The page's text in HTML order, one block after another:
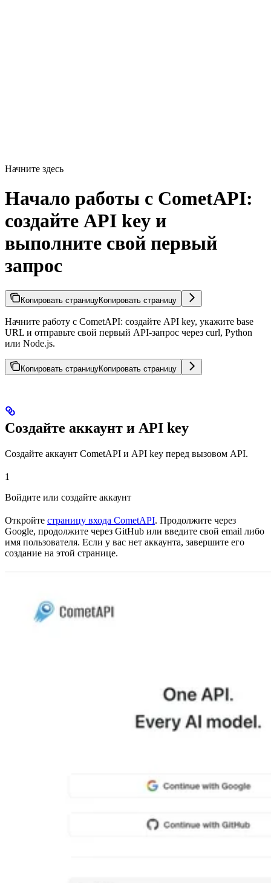
Начните здесь
Начало работы с CometAPI:
создайте API key и
выполните свой первый
запрос
Копировать страницуКопировать страницу
Начните работу с CometAPI: создайте API key, укажите base
URL и отправьте свой первый API-запрос через curl, Python
или Node.js.
Копировать страницуКопировать страницу
Создайте аккаунт и API key
Создайте аккаунт CometAPI и API key перед вызовом API.
1
Войдите или создайте аккаунт
Откройте страницу входа CometAPI. Продолжите через
Google, продолжите через GitHub или введите свой email либо
имя пользователя. Если у вас нет аккаунта, завершите его
создание на этой странице.